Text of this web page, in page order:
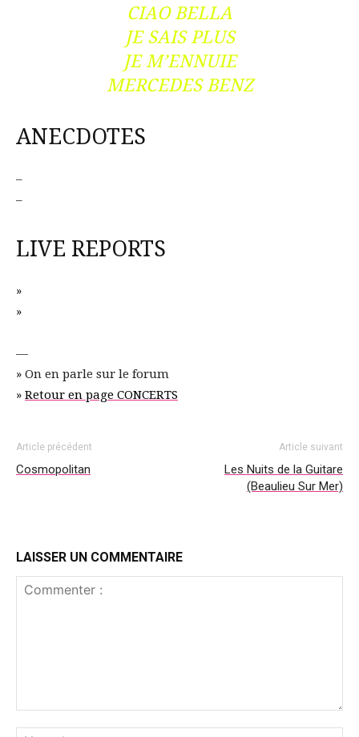
CIAO BELLA
JE SAIS PLUS
JE M’ENNUIE
MERCEDES BENZ
ANECDOTES
–
–
LIVE REPORTS
»
»
—
» On en parle sur le forum
» Retour en page CONCERTS
Article précédent
Cosmopolitan
Article suivant
Les Nuits de la Guitare
(Beaulieu Sur Mer)
LAISSER UN COMMENTAIRE